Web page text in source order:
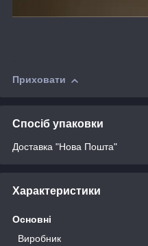
Приховати
Спосіб упаковки
Доставка "Нова Пошта"
Характеристики
Основні
Виробник